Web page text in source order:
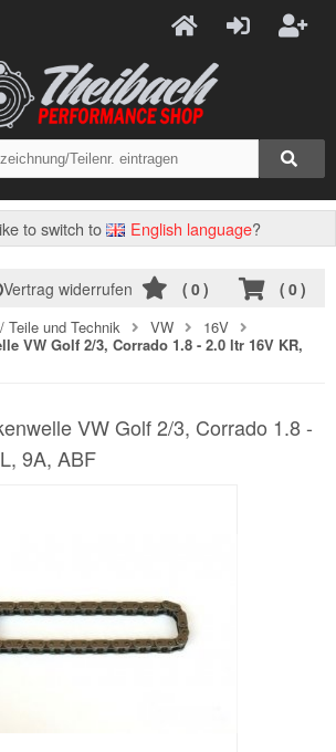
to switch to English language?
( 0)
Vertrag widerrufen ( 0)
Teile und Technik VW
16V
VW Golf 2/3, Corrado 1.8 - 2.0 ltr 16V KR,
VW Golf 2/3, Corrado 1.8 -
9A, ABF